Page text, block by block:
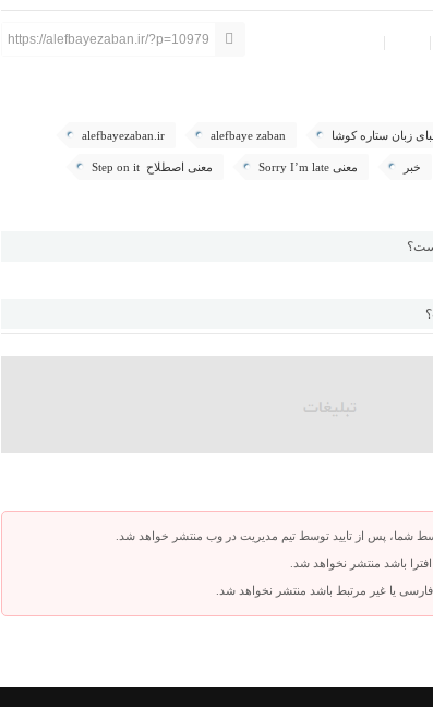
https://alefbayezaban.ir/?p=10979
زبان ستاره کوشا alefbaye zaban
alefbayezaban.ir
خبر معنی Sorry I’m late معنی اصطلاح Step on it
شما، پس از تایید توسط تیم مدیریت در وب منتشر خواهد شد.
باشد منتشر نخواهد شد.
فارسی یا غیر مرتبط باشد منتشر نخواهد شد.